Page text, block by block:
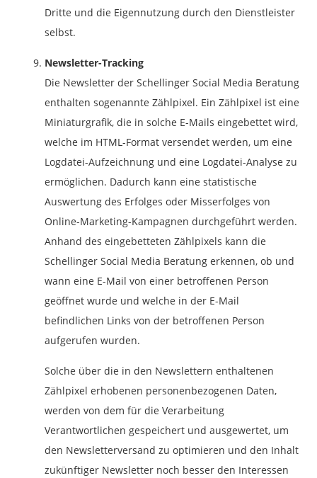
Dritte und die Eigennutzung durch den Dienstleister
selbst.
Newsletter-Tracking
Die Newsletter der Schellinger Social Media Beratung
enthalten sogenannte Zählpixel. Ein Zählpixel ist eine
Miniaturgrafik, die in solche E-Mails eingebettet wird,
welche im HTML-Format versendet werden, um eine
Logdatei-Aufzeichnung und eine Logdatei-Analyse zu
ermöglichen. Dadurch kann eine statistische
Auswertung des Erfolges oder Misserfolges von
Online-Marketing-Kampagnen durchgeführt werden.
Anhand des eingebetteten Zählpixels kann die
Schellinger Social Media Beratung erkennen, ob und
wann eine E-Mail von einer betroffenen Person
geöffnet wurde und welche in der E-Mail
befindlichen Links von der betroffenen Person
aufgerufen wurden.
Solche über die in den Newslettern enthaltenen
Zählpixel erhobenen personenbezogenen Daten,
werden von dem für die Verarbeitung
Verantwortlichen gespeichert und ausgewertet, um
den Newsletterversand zu optimieren und den Inhalt
zukünftiger Newsletter noch besser den Interessen